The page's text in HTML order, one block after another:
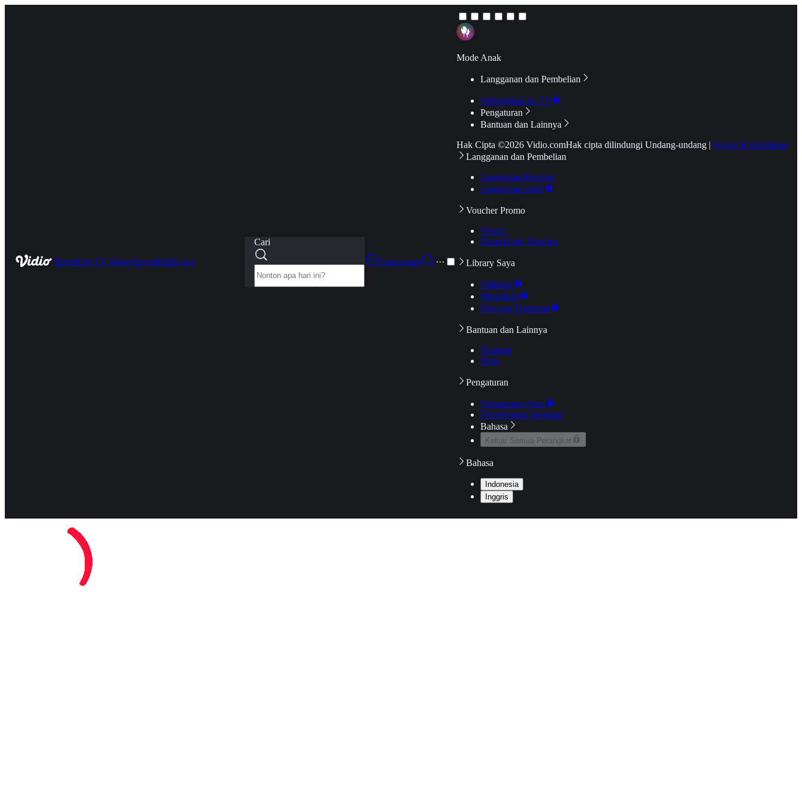
HomeLiveTV ShowSportsKidsNews
Cari
Langganan
···
Mode Anak
Langganan dan Pembelian
Hubungkan ke TV
Pengaturan
Bantuan dan Lainnya
Hak Cipta ©2026 Vidio.comHak cipta dilindungi Undang-undang | Syarat & Ketentuan
Langganan dan Pembelian
Langganan Premier
Langganan Aktif
Voucher Promo
Promo
Pakai Kode Voucher
Library Saya
Daftarku
Mengikuti
Riwayat Tontonan
Bantuan dan Lainnya
Bantuan
Blog
Pengaturan
Pengaturan Akun
Pemeriksaan Jaringan
Bahasa
Keluar Semua Perangkat
Bahasa
Indonesia
Inggris